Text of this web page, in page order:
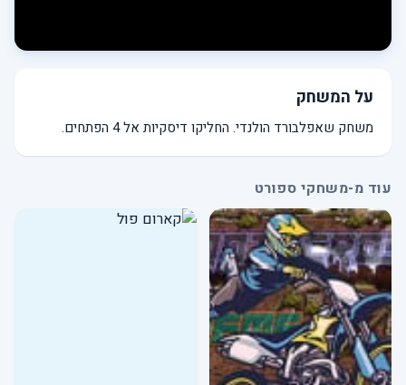
על המשחק
משחק שאפלבורד הולנדי. החליקו דיסקיות אל 4 הפתחים.
עוד מ-משחקי ספורט